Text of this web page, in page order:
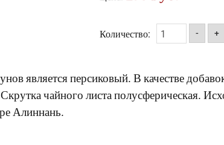
Количество: - +
является персиковый. В качестве
чайного листа полусферическая.
Алиннань.